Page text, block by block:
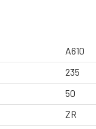
A610
235
50
ZR